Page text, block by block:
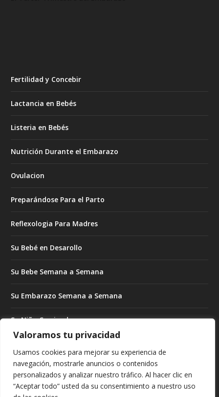
Valoramos tu privacidad
Usamos cookies para mejorar su experiencia de
navegación, mostrarle anuncios o contenidos
personalizados y analizar nuestro tráfico. Al hacer clic en
“Aceptar todo” usted da su consentimiento a nuestro uso
Fertilidad y Concebir
Lactancia en Bebés
Listeria en Bebés
Nutrición Durante el Embarazo
Ovulacion
Preparándose Para el Parto
Reflexologia Para Madres
Su Bebé en Desarollo
Su Bebe Semana a Semana
Su Embarazo Semana a Semana
Su Niño Creciendo
Subrogado Para Madres
Tratando de Embarazarse